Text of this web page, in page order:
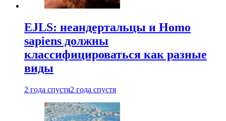
EJLS: неандертальцы и Homo
sapiens должны
классифицироваться как разные
виды
2 года спустя2 года спустя